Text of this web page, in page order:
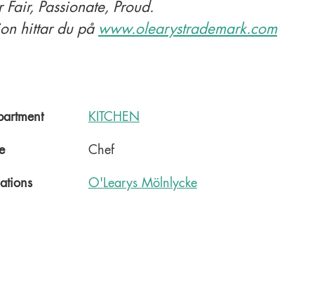
Passionate, Proud.
hittar du på www.olearystrademark.com
KITCHEN
Chef
O'Learys Mölnlycke